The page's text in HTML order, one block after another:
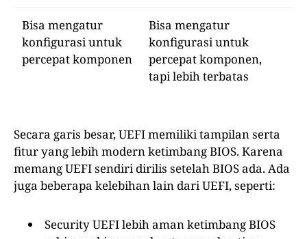
Bisa mengatur
konfigurasi untuk
percepat komponen
Bisa mengatur
konfigurasi untuk
percepat komponen,
tapi lebih terbatas
Secara garis besar, UEFI memiliki tampilan serta
fitur yang lebih modern ketimbang BIOS. Karena
memang UEFI sendiri dirilis setelah BIOS ada. Ada
juga beberapa kelebihan lain dari UEFI, seperti:
Security UEFI lebih aman ketimbang BIOS